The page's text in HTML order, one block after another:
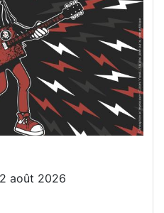
août 2026